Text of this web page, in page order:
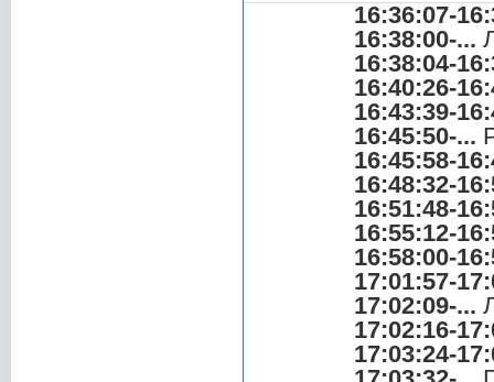
16:36:07-
16:38:00-...
16:38:04-
16:40:26-
16:43:39-
16:45:50-...
16:45:58-
16:48:32-
16:51:48-
16:55:12-
16:58:00-
17:01:57-
17:02:09-...
17:02:16-
17:03:24-